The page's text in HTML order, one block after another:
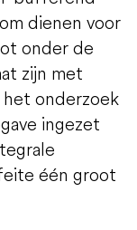
dienen voor
onder de
zijn met
onderzoek
ingezet
één groot